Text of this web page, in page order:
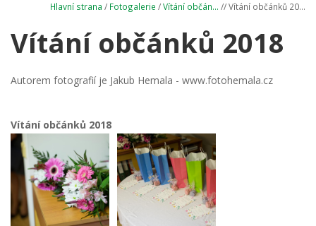
Hlavní strana / Fotogalerie /Vítání občán... // Vítání občánků 20...
Vítání občánků 2018
Autorem fotografií je Jakub Hemala - www.fotohemala.cz
Vítání občánků 2018